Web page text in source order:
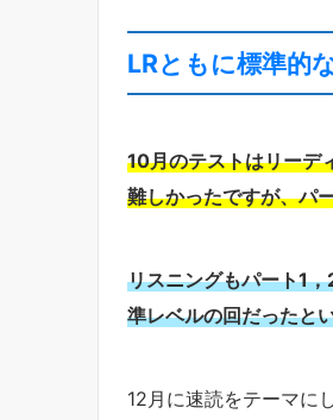
LRともに標準的
10月のテストはリーデ
難しかったですが、パ
リスニングもパート1
準レベルの回だったと
12月に速読をテーマに